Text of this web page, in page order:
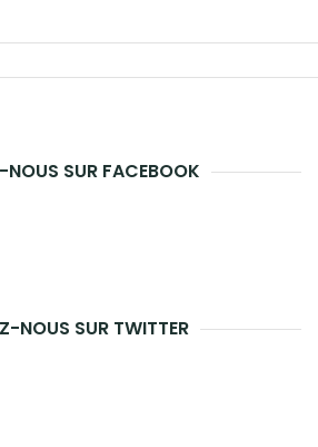
NOUS SUR FACEBOOK
NOUS SUR TWITTER